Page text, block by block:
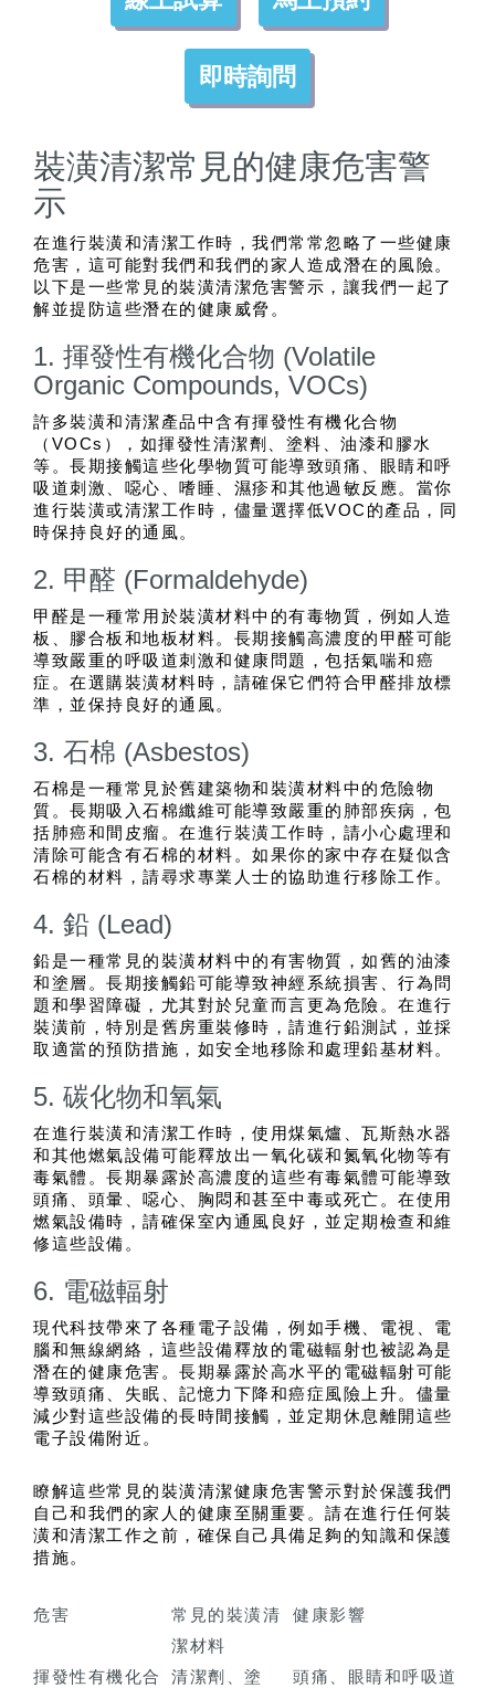
即時詢問
裝潢清潔常見的健康危害警
示
在進行裝潢和清潔工作時，我們常常忽略了一些健康
危害，這可能對我們和我們的家人造成潛在的風險。
以下是一些常見的裝潢清潔危害警示，讓我們一起了
解並提防這些潛在的健康威脅。
1. 揮發性有機化合物 (Volatile
Organic Compounds, VOCs)
許多裝潢和清潔產品中含有揮發性有機化合物
（VOCs），如揮發性清潔劑、塗料、油漆和膠水
等。長期接觸這些化學物質可能導致頭痛、眼睛和呼
吸道刺激、噁心、嗜睡、濕疹和其他過敏反應。當你
進行裝潢或清潔工作時，儘量選擇低VOC的產品，同
時保持良好的通風。
2. 甲醛 (Formaldehyde)
甲醛是一種常用於裝潢材料中的有毒物質，例如人造
板、膠合板和地板材料。長期接觸高濃度的甲醛可能
導致嚴重的呼吸道刺激和健康問題，包括氣喘和癌
症。在選購裝潢材料時，請確保它們符合甲醛排放標
準，並保持良好的通風。
3. 石棉 (Asbestos)
石棉是一種常見於舊建築物和裝潢材料中的危險物
質。長期吸入石棉纖維可能導致嚴重的肺部疾病，包
括肺癌和間皮瘤。在進行裝潢工作時，請小心處理和
清除可能含有石棉的材料。如果你的家中存在疑似含
石棉的材料，請尋求專業人士的協助進行移除工作。
4. 鉛 (Lead)
鉛是一種常見的裝潢材料中的有害物質，如舊的油漆
和塗層。長期接觸鉛可能導致神經系統損害、行為問
題和學習障礙，尤其對於兒童而言更為危險。在進行
裝潢前，特別是舊房重裝修時，請進行鉛測試，並採
取適當的預防措施，如安全地移除和處理鉛基材料。
5. 碳化物和氧氣
在進行裝潢和清潔工作時，使用煤氣爐、瓦斯熱水器
和其他燃氣設備可能釋放出一氧化碳和氮氧化物等有
毒氣體。長期暴露於高濃度的這些有毒氣體可能導致
頭痛、頭暈、噁心、胸悶和甚至中毒或死亡。在使用
燃氣設備時，請確保室內通風良好，並定期檢查和維
修這些設備。
6. 電磁輻射
現代科技帶來了各種電子設備，例如手機、電視、電
腦和無線網絡，這些設備釋放的電磁輻射也被認為是
潛在的健康危害。長期暴露於高水平的電磁輻射可能
導致頭痛、失眠、記憶力下降和癌症風險上升。儘量
減少對這些設備的長時間接觸，並定期休息離開這些
電子設備附近。
瞭解這些常見的裝潢清潔健康危害警示對於保護我們
自己和我們的家人的健康至關重要。請在進行任何裝
潢和清潔工作之前，確保自己具備足夠的知識和保護
措施。
危害
常見的裝潢清
潔材料
健康影響
揮發性有機化合
清潔劑、塗
頭痛、眼睛和呼吸道